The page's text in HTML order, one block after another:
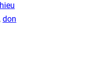
hieu
, don